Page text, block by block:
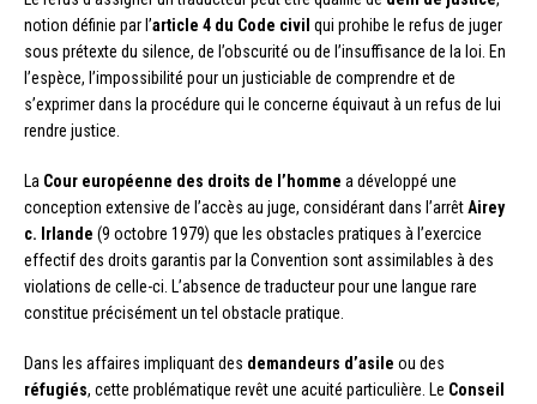
notion définie par l’article 4 du Code civil qui prohibe le refus de juger
sous prétexte du silence, de l’obscurité ou de l’insuffisance de la loi. En
l’espèce, l’impossibilité pour un justiciable de comprendre et de
s’exprimer dans la procédure qui le concerne équivaut à un refus de lui
rendre justice.
La Cour européenne des droits de l’homme a développé une
conception extensive de l’accès au juge, considérant dans l’arrêtAirey
c. Irlande (9 octobre 1979) que les obstacles pratiques à l’exercice
effectif des droits garantis par la Convention sont assimilables à des
violations de celle-ci. L’absence de traducteur pour une langue rare
constitue précisément un tel obstacle pratique.
Dans les affaires impliquant des demandeurs d’asile ou des
réfugiés, cette problématique revêt une acuité particulière. Le Conseil